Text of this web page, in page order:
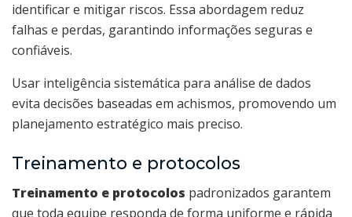
identificar e mitigar riscos. Essa abordagem reduz
falhas e perdas, garantindo informações seguras e
confiáveis.
Usar inteligência sistemática para análise de dados
evita decisões baseadas em achismos, promovendo um
planejamento estratégico mais preciso.
Treinamento e protocolos
Treinamento e protocolos padronizados garantem
que toda equipe responda de forma uniforme e rápida